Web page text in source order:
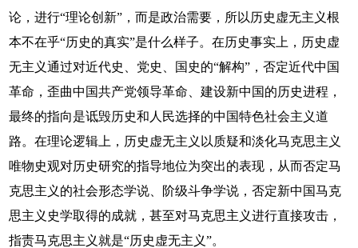
论，进行“理论创新”，而是政治需要，所以历史虚无主义根
本不在乎“历史的真实”是什么样子。在历史事实上，历史虚
无主义通过对近代史、党史、国史的“解构”，否定近代中国
革命，歪曲中国共产党领导革命、建设新中国的历史进程，
最终的指向是诋毁历史和人民选择的中国特色社会主义道
路。在理论逻辑上，历史虚无主义以质疑和淡化马克思主义
唯物史观对历史研究的指导地位为突出的表现，从而否定马
克思主义的社会形态学说、阶级斗争学说，否定新中国马克
思主义史学取得的成就，甚至对马克思主义进行直接攻击，
指责马克思主义就是“历史虚无主义”。